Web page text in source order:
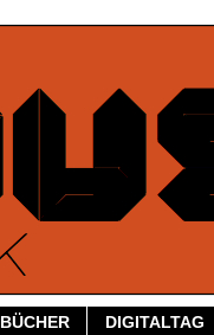
BÜCHER
DIGITALTAG